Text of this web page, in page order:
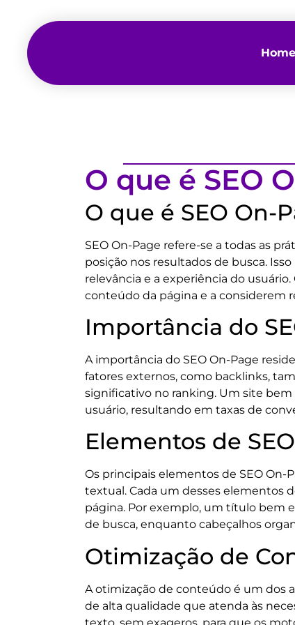
Home
O que é SEO
O que é SEO On-
SEO On-Page refere-se a todas as
posição nos resultados de busca.
relevância e a experiência do
conteúdo da página e a considerem
Importância do
A importância do SEO On-Page
fatores externos, como backlinks,
significativo no ranking. Um site bem
usuário, resultando em taxas de
Elementos de
Os principais elementos de SEO On-
textual. Cada um desses elementos
página. Por exemplo, um título bem
de busca, enquanto cabeçalhos
Otimização de
A otimização de conteúdo é um dos
de alta qualidade que atenda às